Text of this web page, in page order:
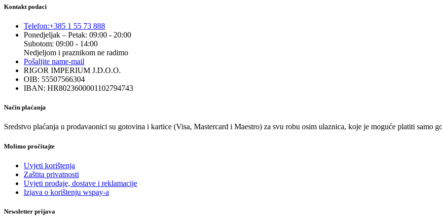
Kontakt podaci
Telefon:+385 1 55 73 888
Ponedjeljak – Petak: 09:00 - 20:00
Subotom: 09:00 - 14:00
Nedjeljom i praznikom ne radimo
Pošaljite name-mail
RIGOR IMPERIUM J.D.O.O.
OIB: 55507566304
IBAN: HR8023600001102794743
Način plaćanja
Sredstvo plaćanja u prodavaonici su gotovina i kartice (Visa, Mastercard i Maestro) za svu robu osim ulaznica, koje je moguće platiti samo
Molimo pročitajte
Uvjeti korištenja
Zaštita privatnosti
Uvjeti prodaje, dostave i reklamacije
Izjava o korištenju wspay-a
Newsletter prijava